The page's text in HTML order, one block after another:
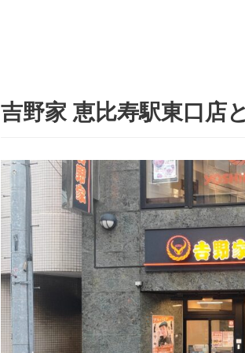
吉野家 恵比寿駅東口店